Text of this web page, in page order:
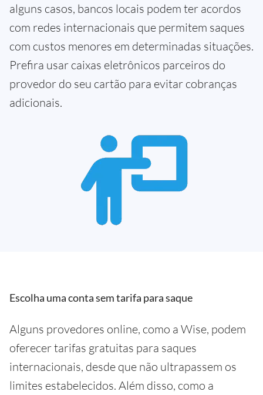
alguns casos, bancos locais podem ter acordos
com redes internacionais que permitem saques
com custos menores em determinadas situações.
Prefira usar caixas eletrônicos parceiros do
provedor do seu cartão para evitar cobranças
adicionais.
Escolha uma conta sem tarifa para saque
Alguns provedores online, como a Wise, podem
oferecer tarifas gratuitas para saques
internacionais, desde que não ultrapassem os
limites estabelecidos. Além disso, como a